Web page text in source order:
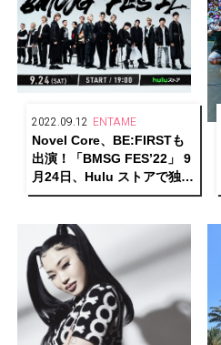
2022.09.12 ENTAME
Novel Core、BE:FIRSTも
出演！「BMSG FES’22」 9
月24日、Hulu ストアで独占
配信決定！